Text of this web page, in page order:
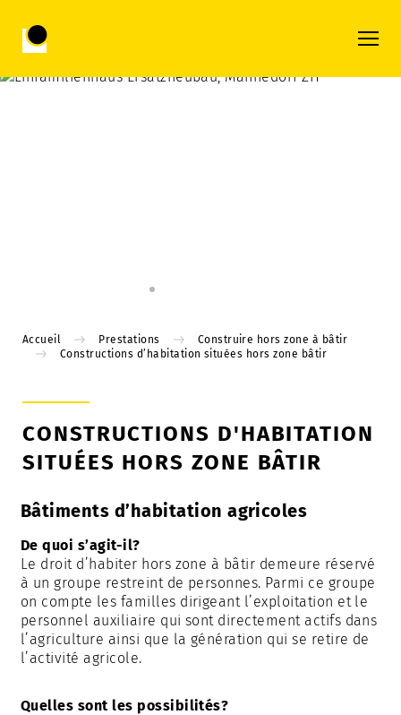
Accueil Prestations
Construire hors zone à bâtir
Constructions d’habitation situées hors zone bâtir
CONSTRUCTIONS D'HABITATION
SITUÉES HORS ZONE BÂTIR
Bâtiments d’habitation agricoles
De quoi s’agit-il?
Le droit d’habiter hors zone à bâtir demeure réservé
à un groupe restreint de personnes. Parmi ce groupe
on compte les familles dirigeant l’exploitation et le
personnel auxiliaire qui sont directement actifs dans
l’agriculture ainsi que la génération qui se retire de
l’activité agricole.
Quelles sont les possibilités?